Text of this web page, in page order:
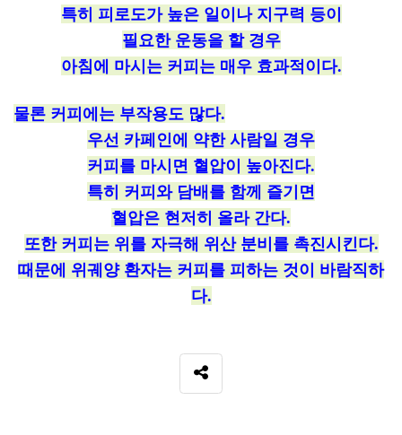
특히 피로도가 높은 일이나 지구력 등이
필요한 운동을 할 경우
아침에 마시는 커피는 매우 효과적이다.
물론 커피에는 부작용도 많다.
우선 카페인에 약한 사람일 경우
커피를 마시면 혈압이 높아진다.
특히 커피와 담배를 함께 즐기면
혈압은 현저히 올라 간다.
또한 커피는 위를 자극해 위산 분비를 촉진시킨다.
때문에 위궤양 환자는 커피를 피하는 것이 바람직하
다.
SNS 공유